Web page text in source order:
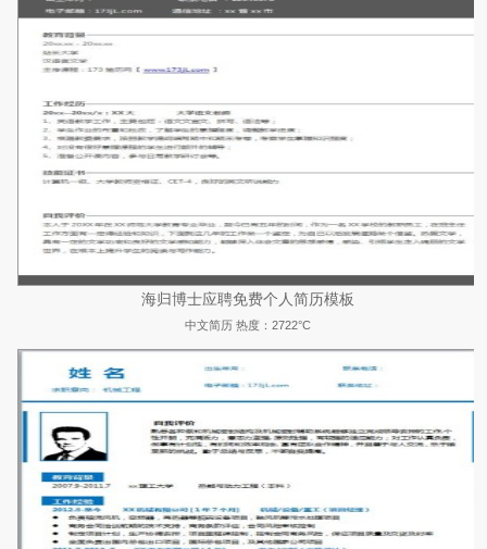
海归博士应聘免费个人简历模板
中文简历 热度：2722°C